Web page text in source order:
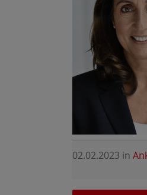
02.02.2023 in